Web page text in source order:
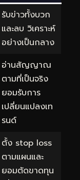
รับข่าวทั้งบวก
และลบ วิเคราะห์
อย่างเป็นกลาง
อ่านสัญญาณ
ตามที่เป็นจริง
ยอมรับการ
เปลี่ยนแปลงเท
รนด์
ตั้ง stop loss
ตามแผนและ
ยอมตัดขาดทุน